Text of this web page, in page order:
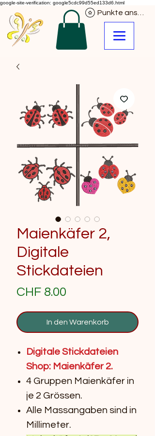
google-site-verification: google5cdc99d55ed133d6.html
Maienkäfer 2,
Digitale
Stickdateien
CHF 8.00
In den Warenkorb
Digitale Stickdateien
Shop: Maienkäfer 2.
4 Gruppen Maienkäfer in
je 2 Grössen.
Alle Massangaben sind in
Millimeter.